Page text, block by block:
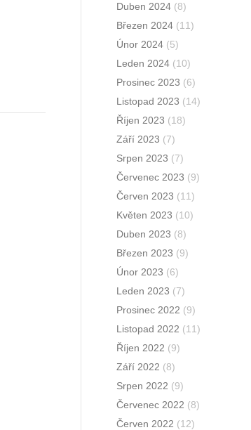
Duben 2024 (8)
Březen 2024 (11)
Únor 2024 (5)
Leden 2024 (10)
Prosinec 2023 (6)
Listopad 2023 (14)
Říjen 2023 (18)
Září 2023 (7)
Srpen 2023 (7)
Červenec 2023 (9)
Červen 2023 (11)
Květen 2023 (10)
Duben 2023 (8)
Březen 2023 (9)
Únor 2023 (6)
Leden 2023 (7)
Prosinec 2022 (9)
Listopad 2022 (11)
Říjen 2022 (9)
Září 2022 (8)
Srpen 2022 (9)
Červenec 2022 (8)
Červen 2022 (12)